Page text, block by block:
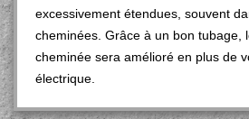
excessivement étendues, souvent
cheminées. Grâce à un bon tubage,
cheminée sera amélioré en plus de
électrique.